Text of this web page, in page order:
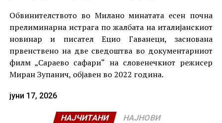
Обвинителството во Милано минатата есен почна
прелиминарна истрага по жалбата на италијанскиот
новинар и писател Ецио Гаванеци, заснована
првенствено на две сведоштва во документарниот
филм „Сараево сафари“ на словенечкиот режисер
Миран Зупанич, објавен во 2022 година.
јуни 17, 2026
НАЈЧИТАНИ НАЈНОВИ